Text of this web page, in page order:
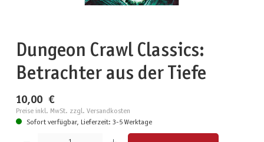
Dungeon Crawl Classics:
Betrachter aus der Tiefe
10,00 €
Preise inkl. MwSt. zzgl. Versandkosten
Sofort verfügbar, Lieferzeit: 3-5 Werktage
Produkt Anzahl: Gib den gewünschten Wert ein oder benutze die Schaltflächen um die Anzahl zu